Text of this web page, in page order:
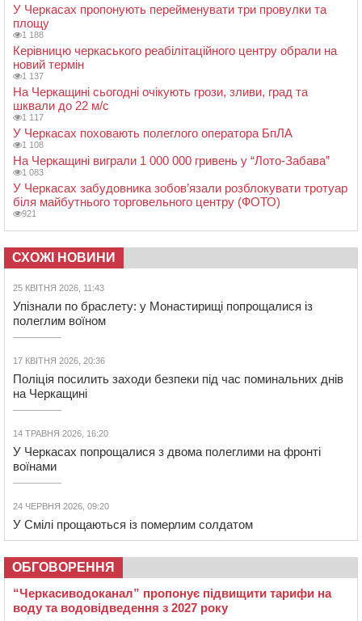
У Черкасах пропонують перейменувати три провулки та
площу
1 188
Керівницю черкаського реабілітаційного центру обрали на
новий термін
1 137
На Черкащині сьогодні очікують грози, зливи, град та
шквали до 22 м/с
1 117
У Черкасах поховають полеглого оператора БпЛА
1 108
На Черкащині виграли 1 000 000 гривень у “Лото-Забава”
1 083
У Черкасах забудовника зобов’язали розблокувати тротуар
біля майбутнього торговельного центру (ФОТО)
921
СХОЖІ НОВИНИ
25 КВІТНЯ 2026, 11:43
Упізнали по браслету: у Монастирищі попрощалися із
полеглим воїном
17 КВІТНЯ 2026, 20:36
Поліція посилить заходи безпеки під час поминальних днів
на Черкащині
14 ТРАВНЯ 2026, 16:20
У Черкасах попрощалися з двома полеглими на фронті
воїнами
24 ЧЕРВНЯ 2026, 09:20
У Смілі прощаються із померлим солдатом
ОБГОВОРЕННЯ
“Черкасиводоканал” пропонує підвищити тарифи на
воду та водовідведення з 2027 року